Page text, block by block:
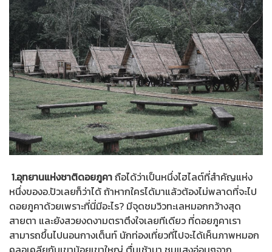
1.อุทยานแห่งชาติดอยภูคาถือได้ว่าเป็นหนึ่งไฮไลต์ที่สำคัญแห่ง
หนึ่งของอ.ปัวเลยก็ว่าได้ ถ้าหากใครได้มาแล้วต้องไม่พลาดที่จะไป
ดอยภูคาด้วยเพราะที่นี่มีอะไร? มีจุดชมวิวทะเลหมอกกว้างสุด
สายตา และยังสวยงดงามตราตึงใจเลยทีเดียว ที่ดอยภูคาเรา
สามารถขึ้นไปนอนกางเต็นท์ นักท่องเที่ยวที่ไปจะได้เห็นภาพหมอก